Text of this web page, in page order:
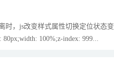
，js改变样式属性切换定位状态变
100%;z-index: 999...